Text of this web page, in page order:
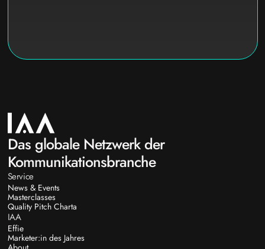
Das globale Netzwerk der
Kommunikationsbranche
Service
News & Events
Masterclasses
Quality Pitch Charta
IAA
Effie
Marketer:in des Jahres